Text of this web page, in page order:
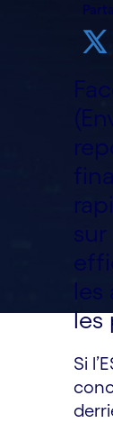
les
les
Si